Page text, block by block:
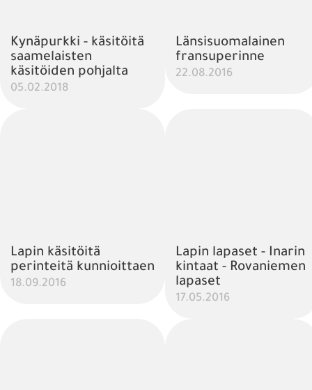
Kynäpurkki - käsitöitä
saamelaisten
käsitöiden pohjalta
05.02.2018
Länsisuomalainen
fransuperinne
22.08.2016
Lapin käsitöitä
perinteitä kunnioittaen
18.09.2016
Lapin lapaset - Inarin
kintaat - Rovaniemen
lapaset
17.05.2016